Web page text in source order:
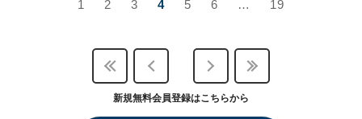
1 2 3 4 5 6 … 19
新規無料会員登録はこちらから